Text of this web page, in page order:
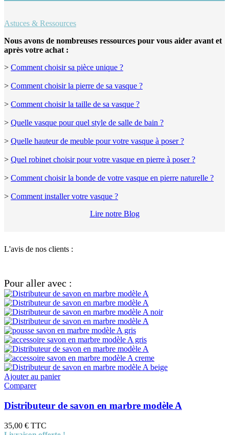
Astuces & Ressources
Nous avons de nombreuses ressources pour vous aider avant et
après votre achat :
> Comment choisir sa pièce unique ?
> Comment choisir la pierre de sa vasque ?
> Comment choisir la taille de sa vasque ?
> Quelle vasque pour quel style de salle de bain ?
> Quelle hauteur de meuble pour votre vasque à poser ?
> Quel robinet choisir pour votre vasque en pierre à poser ?
> Comment choisir la bonde de votre vasque en pierre naturelle ?
> Comment installer votre vasque ?
Lire notre Blog
L'avis de nos clients :
Pour aller avec :
Ajouter au panier
Comparer
Distributeur de savon en marbre modèle A
35,00 € TTC